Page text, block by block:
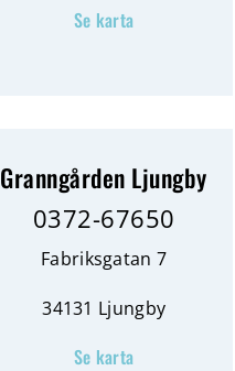
Se karta
Granngården Ljungby
0372-67650
Fabriksgatan 7
34131 Ljungby
Se karta